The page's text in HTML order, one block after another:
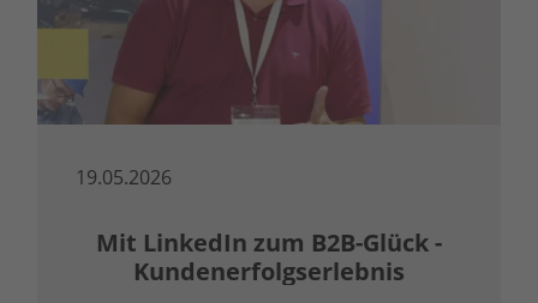
19.05.2026
Mit LinkedIn zum B2B-Glück -
Kundenerfolgserlebnis